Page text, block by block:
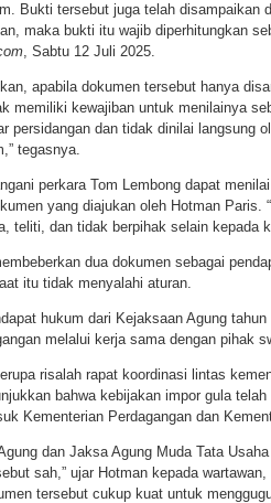
Bukti tersebut juga telah disampaikan
maka bukti itu wajib diperhitungkan
, Sabtu 12 Juli 2025.
apabila dokumen tersebut hanya
memiliki kewajiban untuk menilainya
persidangan dan tidak dinilai langsung
tegasnya.
perkara Tom Lembong dapat
yang diajukan oleh Hotman Paris.
teliti, dan tidak berpihak selain kepada
dua dokumen sebagai
itu tidak menyalahi aturan.
hukum dari Kejaksaan Agung
melalui kerja sama dengan pihak
risalah rapat koordinasi lintas
bahwa kebijakan impor gula
Kementerian Perdagangan dan
dan Jaksa Agung Muda Tata
sah,” ujar Hotman kepada
tersebut cukup kuat untuk